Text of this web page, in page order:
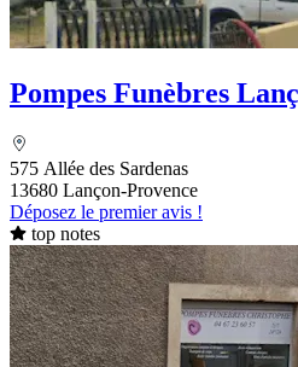
Pompes Funèbres
575 Allée des Sardenas
13680 Lançon-Provence
Déposez le premier avis !
top notes